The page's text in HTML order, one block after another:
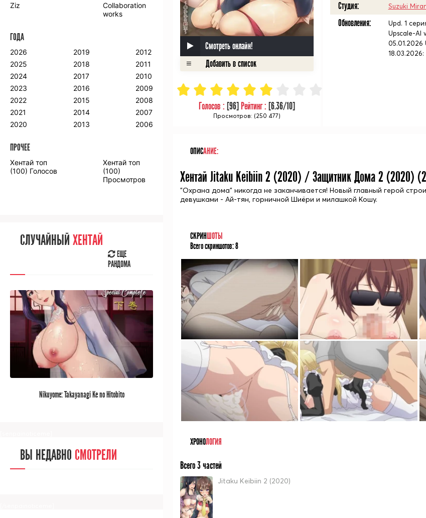
Смотреть онлайн!
Голосов : [96] Рейтинг : [6.36/10]
Просмотров: (250 477)
Студия: Suzuki
Обновления:
Upd. 1
Upscale-AI
05.01.2026
ОПИСАНИЕ:
Хентай Jitaku Keibiin 2 (2020) / Защитник Дома 2 (2020) (
"Охрана дома" никогда не заканчивается! Новый главный герой
девушками - Ай-тян, горничной Шиёри и милашкой Кошу.
СКРИНШОТЫ
Всего скриншотов:8
ХРОНОЛОГИЯ
Всего 3 частей
Jitaku Keibiin 2 (2020)
ПО ГОДУ
2023
2022
2021
2020
2019
2018
2017
2016
2013
2012
2011
2010
2009
2008
2005
2004
2003
2002
2001
2000
ПРОЧЕЕ
Аниме фильмы Аниме OVA
СЛУЧАЙНОЕ АНИМЕ
РАНДОМА
ВЫ НЕДАВНО СМОТРЕЛИ
[/senpainoticeme]
САМЫЙ ПОПУЛЯРНЫЙ АНИМЕ
Ziz
Collaboration
works
ГОДА
2026
2025
2024
2023
2022
2021
2020
2019
2018
2017
2016
2015
2014
2013
2012
2011
2010
2009
2008
2007
2006
ПРОЧЕЕ
Хентай топ
(100) Голосов
Хентай топ
(100)
Просмотров
СЛУЧАЙНЫЙ ХЕНТАЙ
ЕЩЕ
РАНДОМА
Nikuyome: Takayanagi Ke no Hitobito
ВЫ НЕДАВНО СМОТРЕЛИ